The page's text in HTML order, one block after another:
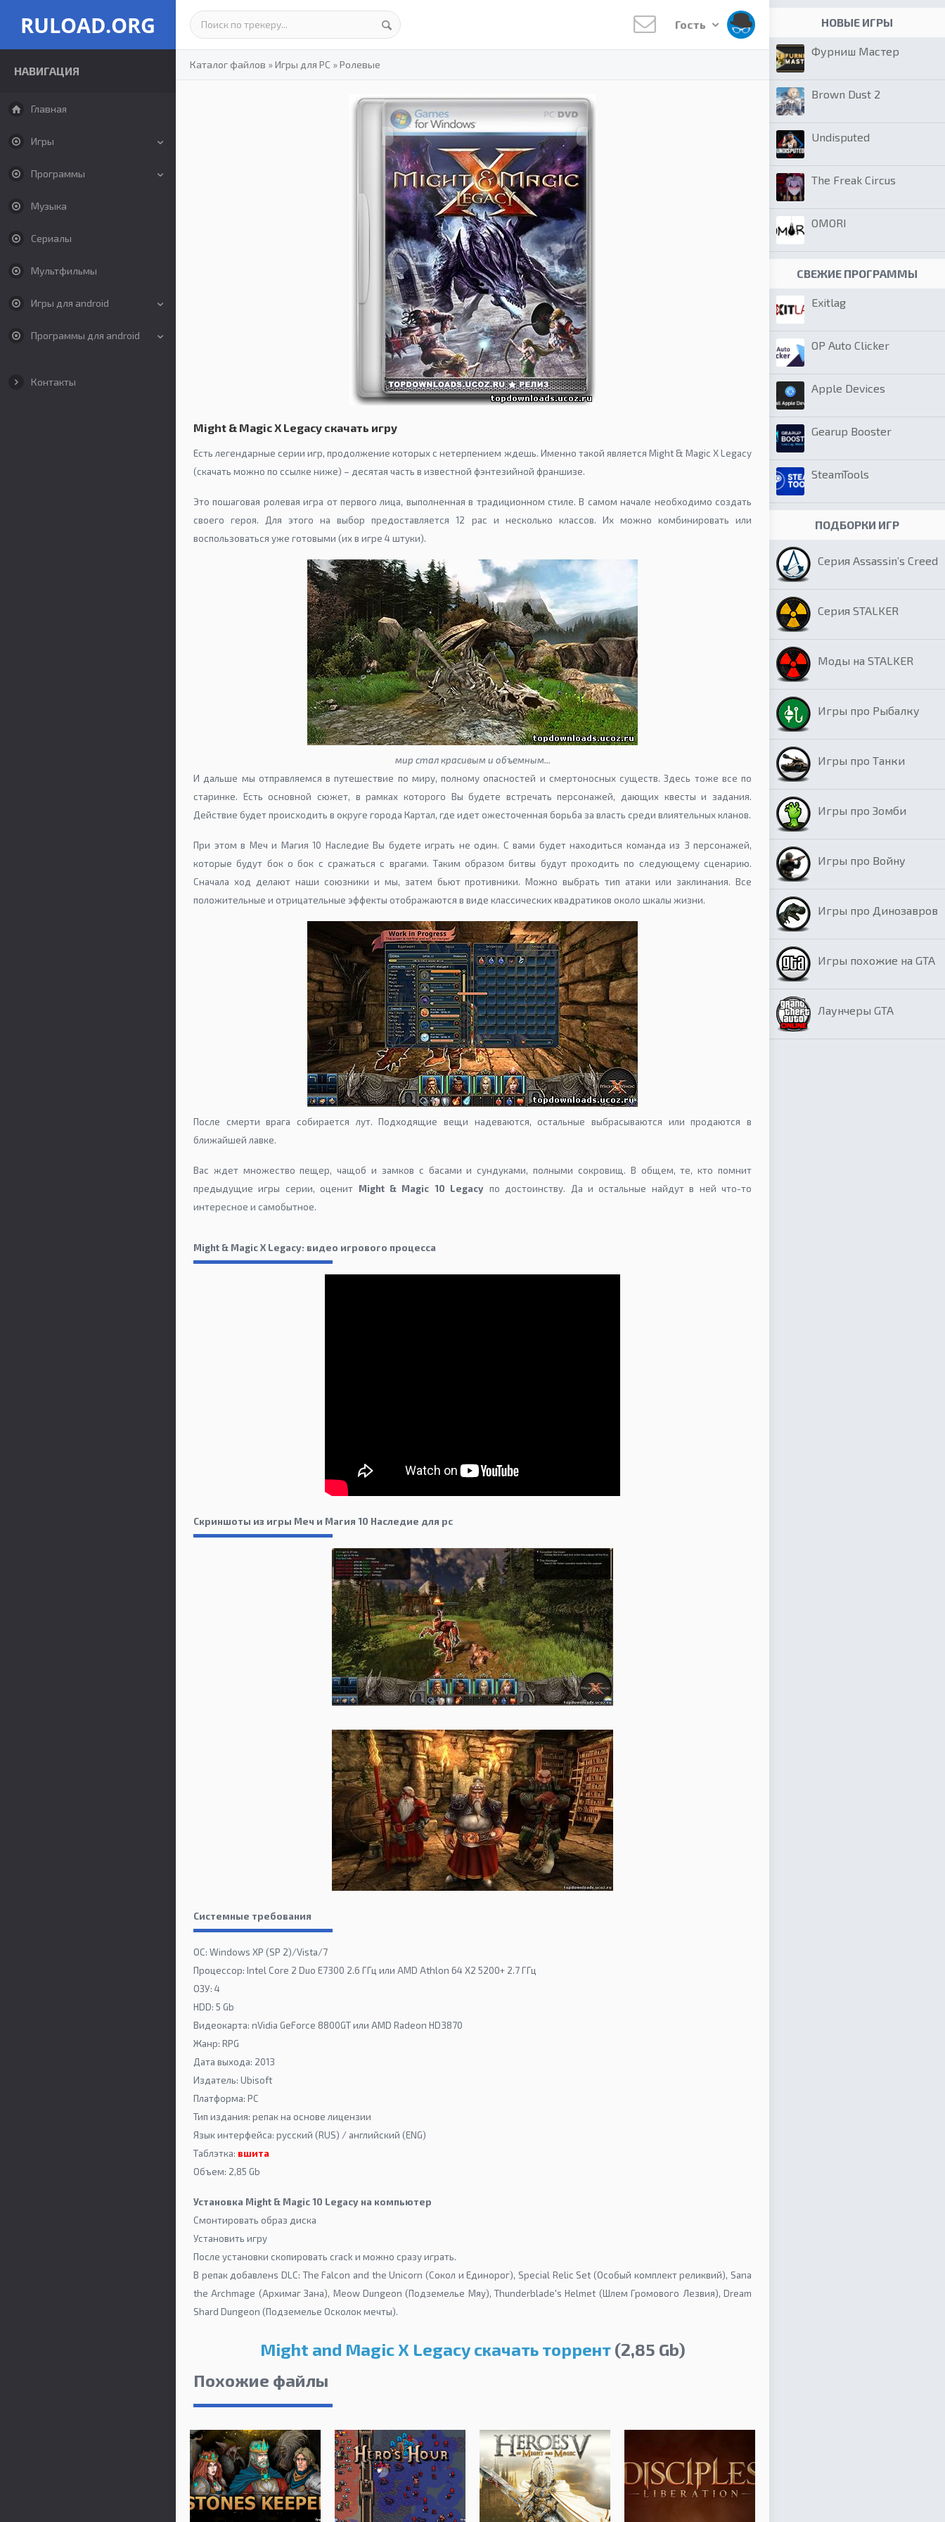
RULOAD.ORG
НАВИГАЦИЯ
Главная
Игры
Программы
Музыка
Сериалы
Мультфильмы
Игры для android
Программы для android
Контакты
Гость
Каталог файлов »Игры для PC »Ролевые
Might & Magic X Legacy скачать игру
Есть легендарные серии игр, продолжение которых с нетерпением ждешь. Именно такой является Might & Magic X Legacy
(скачать можно по ссылке ниже) – десятая часть в известной фэнтезийной франшизе.
Это пошаговая ролевая игра от первого лица, выполненная в традиционном стиле. В самом начале необходимо создать
своего героя. Для этого на выбор предоставляется 12 рас и несколько классов. Их можно комбинировать или
воспользоваться уже готовыми (их в игре 4 штуки).
мир стал красивым и объемным...
И дальше мы отправляемся в путешествие по миру, полному опасностей и смертоносных существ. Здесь тоже все по
старинке. Есть основной сюжет, в рамках которого Вы будете встречать персонажей, дающих квесты и задания.
Действие будет происходить в округе города Картал, где идет ожесточенная борьба за власть среди влиятельных кланов.
При этом в Меч и Магия 10 Наследие Вы будете играть не один. С вами будет находиться команда из 3 персонажей,
которые будут бок о бок с сражаться с врагами. Таким образом битвы будут проходить по следующему сценарию.
Сначала ход делают наши союзники и мы, затем бьют противники. Можно выбрать тип атаки или заклинания. Все
положительные и отрицательные эффекты отображаются в виде классических квадратиков около шкалы жизни.
После смерти врага собирается лут. Подходящие вещи надеваются, остальные выбрасываются или продаются в
ближайшей лавке.
Вас ждет множество пещер, чащоб и замков с басами и сундуками, полными сокровищ. В общем, те, кто помнит
предыдущие игры серии, оценит Might & Magic 10 Legacy по достоинству. Да и остальные найдут в ней что-то
интересное и самобытное.
Might & Magic X Legacy: видео игрового процесса
Скриншоты из игры Меч и Магия 10 Наследие для pc
Системные требования
ОС: Windows XP (SP 2)/Vista/7
Процессор: Intel Core 2 Duo E7300 2.6 ГГц или AMD Athlon 64 X2 5200+ 2.7 ГГц
ОЗУ: 4
HDD: 5 Gb
Видеокарта: nVidia GeForce 8800GT или AMD Radeon HD3870
Жанр: RPG
Дата выхода: 2013
Издатель: Ubisoft
Платформа: PC
Тип издания: репак на основе лицензии
Язык интерфейса: русский (RUS) / английский (ENG)
Таблэтка: вшита
Объем: 2,85 Gb
Установка Might & Magic 10 Legacy на компьютер
Смонтировать образ диска
Установить игру
После установки скопировать crack и можно сразу играть.
В репак добавленs DLC: The Falcon and the Unicorn (Сокол и Единорог), Special Relic Set (Особый комплект реликвий), Sana
the Archmage (Архимаг Зана), Meow Dungeon (Подземелье Мяу), Thunderblade's Helmet (Шлем Громового Лезвия), Dream
Shard Dungeon (Подземелье Осколок мечты).
Might and Magic X Legacy скачать торрент(2,85 Gb)
Похожие файлы
НОВЫЕ ИГРЫ
Фурниш Мастер
Brown Dust 2
Undisputed
The Freak Circus
OMORI
СВЕЖИЕ ПРОГРАММЫ
Exitlag
OP Auto Clicker
Apple Devices
Gearup Booster
SteamTools
ПОДБОРКИ ИГР
Серия Assassin’s Creed
Серия STALKER
Моды на STALKER
Игры про Рыбалку
Игры про Танки
Игры про Зомби
Игры про Войну
Игры про Динозавров
Игры похожие на GTA
Лаунчеры GTA